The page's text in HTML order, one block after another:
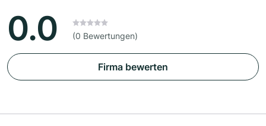
0.0 (0 Bewertungen)
Firma bewerten